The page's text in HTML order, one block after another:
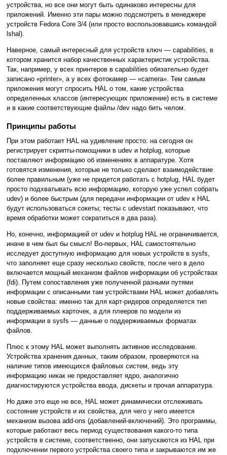
устройства, но все они могут быть одинаково интересны для
приложений. Именно эти пары можно подсмотреть в менеджере
устройств Fedora Core 3/4 (или просто воспользовавшись командой
lshal).
Наверное, самый интересный для устройств ключ — capabilities, в
котором хранится набор качественных характеристик устройства.
Так, например, у всех принтеров в capabilities обязательно будет
записано «printer», а у всех фотокамер — «camera». Тем самым
приложения могут спросить HAL о том, какие устройства
определенных классов (интересующих приложение) есть в системе
и в какие соответствующие файлы /dev надо бить челом.
Принципы работы
При этом работает HAL на удивление просто: на сегодня он
регистрирует скрипты-помощники в udev и hotplug, которые
поставляют информацию об изменениях в аппаратуре. Хотя
готовятся изменения, которые не только сделают взаимодействие
более правильным (уже не придется работать с hotplug, HAL будет
просто подхватывать всю информацию, которую уже успел собрать
udev) и более быстрым (для передачи информации от udev к HAL
будут использоваться сокеты; тесты с udevstart показывают, что
время обработки может сократиться в два раза).
Но, конечно, информацией от udev и hotplug HAL не ограничивается,
иначе в чем был бы смысл! Во-первых, HAL самостоятельно
исследует доступную информацию для новых устройств в sysfs,
что заполняет еще сразу несколько свойств, после чего в дело
включается мощный механизм файлов информации об устройствах
(fdi). Путем сопоставления уже полученной разными путями
информации с описанными там устройствами HAL может добавлять
новые свойства: именно так для карт-ридеров определяется тип
поддерживаемых карточек, а для плееров по модели из
информации в sysfs — данные о поддерживаемых форматах
файлов.
Плюс к этому HAL может выполнять активное исследование.
Устройства хранения данных, таким образом, проверяются на
наличие типов имеющихся файловых систем, ведь эту
информацию никак не предоставляет ядро, аналогично
диагностируются устройства ввода, дискеты и прочая аппаратура.
Но даже это еще не все, HAL может динамически отслеживать
состояние устройств и их свойства, для чего у него имеется
механизм вызова add-ons (добавлений-включений). Это программы,
которые работают весь период существования какого-то типа
устройств в системе, соответственно, они запускаются из HAL при
подключении первого устройства своего типа и закрываются им же